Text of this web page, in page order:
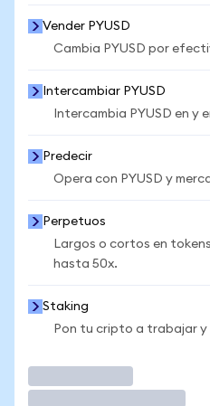
Vender PYUSD
Cambia PYUSD por
Intercambiar PYUSD
Intercambia PYUSD en y
Predecir
Opera con PYUSD y
Perpetuos
Largos o cortos en
hasta 50x.
Staking
Pon tu cripto a trabajar y